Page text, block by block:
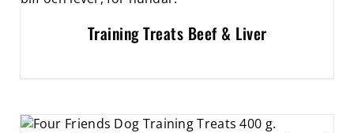
Training Treats Beef & Liver